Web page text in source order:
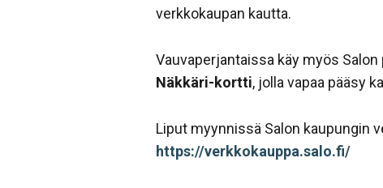
verkkokaupan kautta.
Vauvaperjantaissa käy myös
Näkkäri-kortti, jolla vapaa pääsy
Liput myynnissä Salon kaupungin
https://verkkokauppa.salo.fi/